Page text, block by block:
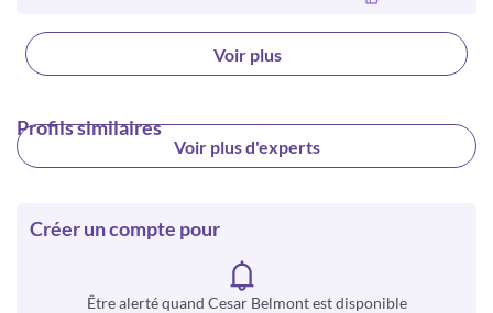
Voir plus
Profils similaires
Voir plus d'experts
Créer un compte pour
Être alerté quand Cesar Belmont est disponible